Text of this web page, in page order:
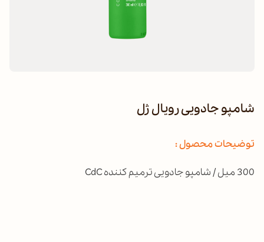
شامپو جادویی رویال ژل
توضیحات محصول :
300 میل / شامپو جادویی ترمیم کننده CdC